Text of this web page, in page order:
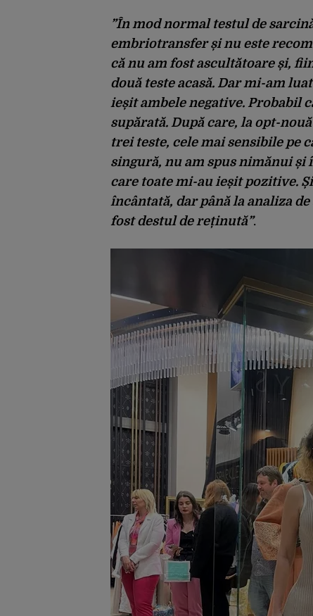
”În mod normal testul de
embriotransfer și nu este
că nu am fost ascultătoare și,
două teste acasă. Dar mi-am
ieșit ambele negative. Probabil
supărată. După care, la opt-
trei teste, cele mai sensibile pe
singură, nu am spus nimănui și
care toate mi-au ieșit pozitive.
încântată, dar până la analiza
fost destul de reținută”.